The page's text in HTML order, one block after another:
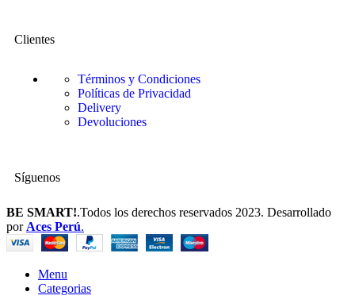
Clientes
Términos y Condiciones
Políticas de Privacidad
Delivery
Devoluciones
Síguenos
BE SMART!.Todos los derechos reservados 2023. Desarrollado
por Aces Perú.
Menu
Categorias